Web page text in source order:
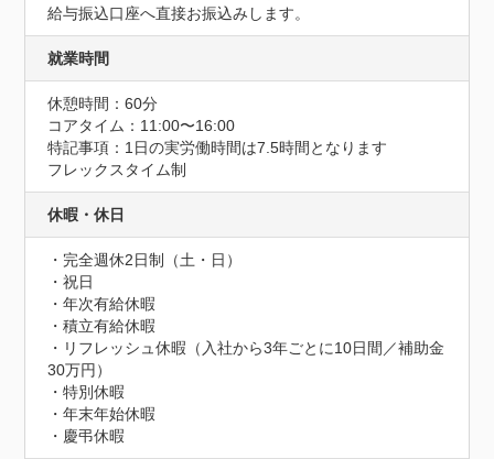
給与振込口座へ直接お振込みします。
就業時間
休憩時間：60分
コアタイム：11:00〜16:00
特記事項：1日の実労働時間は7.5時間となります
フレックスタイム制
休暇・休日
・完全週休2日制（土・日）
・祝日
・年次有給休暇
・積立有給休暇
・リフレッシュ休暇（入社から3年ごとに10日間／補助金
30万円）
・特別休暇
・年末年始休暇
・慶弔休暇